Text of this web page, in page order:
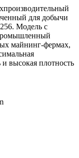
для добычи
Модель с
майнинг-фермах,
высокая плотность